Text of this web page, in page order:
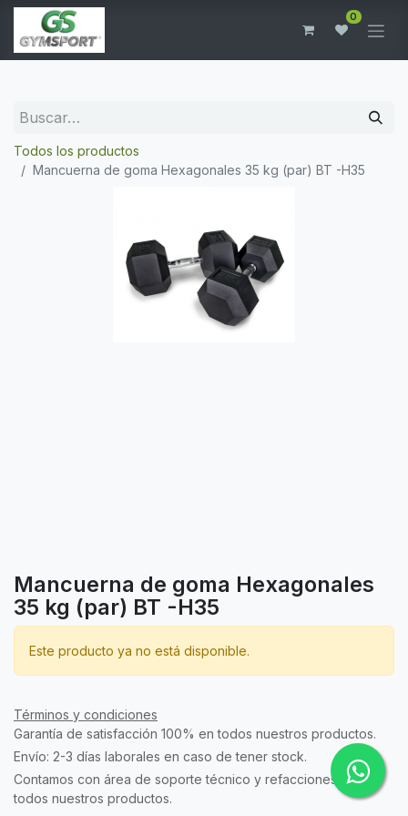
0
Todos los productos
Mancuerna de goma Hexagonales 35 kg (par) BT -H35
Mancuerna de goma Hexagonales
35 kg (par) BT -H35
Este producto ya no está disponible.
Términos y condiciones
Garantía de satisfacción 100% en todos nuestros productos.
Envío: 2-3 días laborales en caso de tener stock.
Contamos con área de soporte técnico y refacciones para
todos nuestros productos.